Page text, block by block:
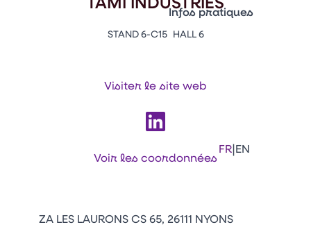
Vitrine Innovations
Emballages
Infos pratiques
Contacts
Appuyez sur Entrée pour
FR|EN
STAND 6-C15 HALL 6
Visiter le site web
Voir les coordonnées
ZA LES LAURONS CS 65, 26111 NYONS